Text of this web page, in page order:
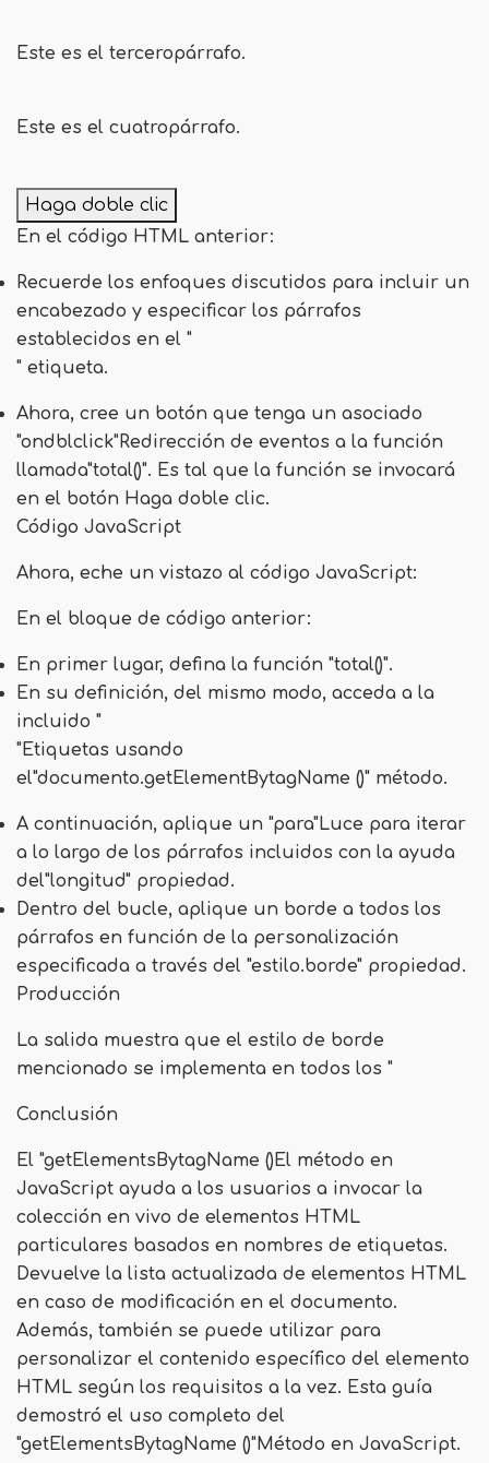
Este es el terceropárrafo.
Este es el cuatropárrafo.
Haga doble clic
En el código HTML anterior:
Recuerde los enfoques discutidos para incluir un
encabezado y especificar los párrafos
establecidos en el "
" etiqueta.
Ahora, cree un botón que tenga un asociado
"ondblclick"Redirección de eventos a la función
llamada"total()". Es tal que la función se invocará
en el botón Haga doble clic.
Código JavaScript
Ahora, eche un vistazo al código JavaScript:
En el bloque de código anterior:
En primer lugar, defina la función "total()".
En su definición, del mismo modo, acceda a la
incluido "
"Etiquetas usando
el"documento.getElementBytagName ()" método.
A continuación, aplique un "para"Luce para iterar
a lo largo de los párrafos incluidos con la ayuda
del"longitud" propiedad.
Dentro del bucle, aplique un borde a todos los
párrafos en función de la personalización
especificada a través del "estilo.borde" propiedad.
Producción
La salida muestra que el estilo de borde
mencionado se implementa en todos los "
Conclusión
El "getElementsBytagName ()El método en
JavaScript ayuda a los usuarios a invocar la
colección en vivo de elementos HTML
particulares basados ​​en nombres de etiquetas.
Devuelve la lista actualizada de elementos HTML
en caso de modificación en el documento.
Además, también se puede utilizar para
personalizar el contenido específico del elemento
HTML según los requisitos a la vez. Esta guía
demostró el uso completo del
"getElementsBytagName ()"Método en JavaScript.